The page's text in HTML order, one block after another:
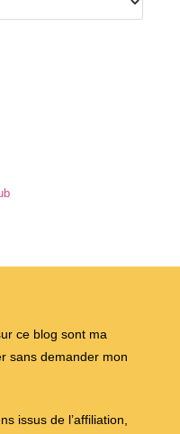
ce blog sont ma
sans demander mon
issus de l’affiliation,